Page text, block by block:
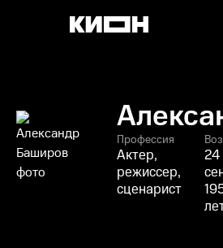
Профессия
Актер,
режиссер,
сценарист
24